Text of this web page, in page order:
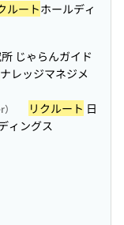
ルートホールディ
じゃらんガイド
ナレッジマネジメ
リクルート 日
ィングス